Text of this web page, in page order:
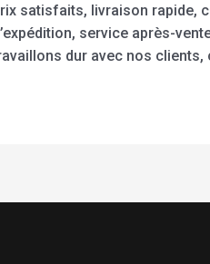
satisfaits, livraison rapide,
service après-
dur avec nos clients,